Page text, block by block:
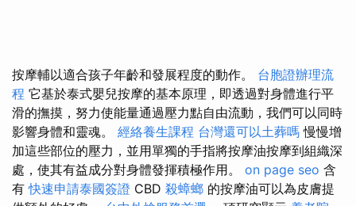
按摩輔以適合孩子年齡和發展程度的動作。 台胞證辦理流
程 它基於泰式嬰兒按摩的基本原理，即透過對身體進行平
滑的撫摸，努力使能量通過壓力點自由流動，我們可以同時
影響身體和靈魂。 經絡養生課程 台灣還可以土葬嗎 慢慢增
加這些部位的壓力，並用單獨的手指將按摩油按摩到組織深
處，使其有益成分對身體發揮積極作用。 on page seo 含
有快速申請泰國簽證 CBD 殺蟑螂 的按摩油可以為皮膚提